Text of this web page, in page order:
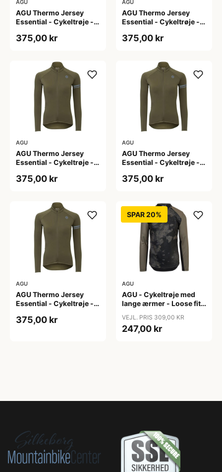
AGU
AGU Thermo Jersey
Essential - Cykeltrøje -
L
375,00 kr
AGU
AGU Thermo Jersey
Essential - Cykeltrøje -
M
375,00 kr
AGU
AGU Thermo Jersey
Essential - Cykeltrøje -
S
375,00 kr
AGU
AGU Thermo Jersey
Essential - Cykeltrøje -
XL
375,00 kr
AGU
AGU Thermo Jersey
Essential - Cykeltrøje -
XXL
375,00 kr
SPAR 20%
AGU
AGU - Cykeltrøje med
lange ærmer - Loose fit -
VEJL. PRIS 309,00 KR
247,00 kr